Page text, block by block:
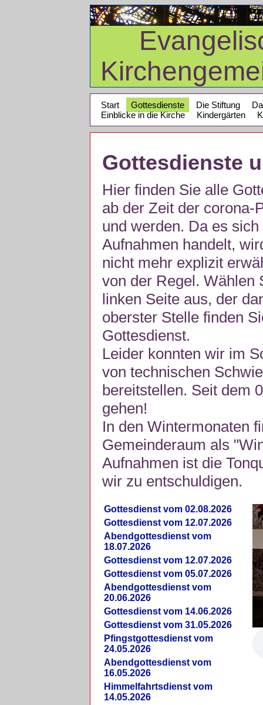
Start Gottesdienste Die Stiftung
Einblicke in die Kirche
Kindergärten
Gottesdienste
Hier finden Sie alle
ab der Zeit der corona-
und werden. Da es
Aufnahmen handelt,
nicht mehr explizit
von der Regel. Wählen
linken Seite aus, der
oberster Stelle finden
Gottesdienst.
Leider konnten wir im
von technischen
bereitstellen. Seit dem
gehen!
In den Wintermonaten
Gemeinderaum als
Aufnahmen ist die
wir zu entschuldigen.
Gottesdienst vom 02.08.2026
Gottesdienst vom 12.07.2026
Abendgottesdienst vom
18.07.2026
Gottesdienst vom 12.07.2026
Gottesdienst vom 05.07.2026
Abendgottesdienst vom
20.06.2026
Gottesdienst vom 14.06.2026
Gottesdienst vom 31.05.2026
Pfingstgottesdienst vom
24.05.2026
Abendgottesdienst vom
16.05.2026
Himmelfahrtsdienst vom
14.05.2026